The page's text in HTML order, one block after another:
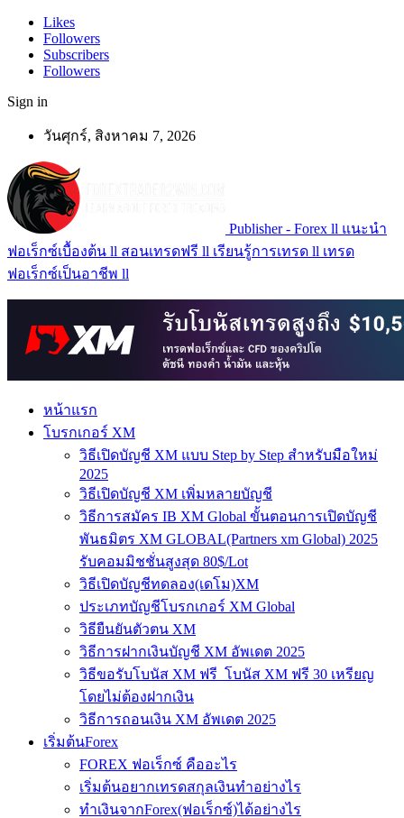
Likes
Followers
Subscribers
Followers
Sign in
วันศุกร์, สิงหาคม 7, 2026
Publisher - Forex ll แนะนำ
ฟอเร็กซ์เบื้องต้น ll สอนเทรดฟรี ll เรียนรู้การเทรด ll เทรด
ฟอเร็กซ์เป็นอาชีพ ll
หน้าแรก
โบรกเกอร์ XM
วิธีเปิดบัญชี XM แบบ Step by Step สำหรับมือใหม่
2025
วิธีเปิดบัญชี XM เพิ่มหลายบัญชี
วิธีการสมัคร IB XM Global ขั้นตอนการเปิดบัญชี
พันธมิตร XM GLOBAL(Partners xm Global) 2025
รับคอมมิชชั่นสูงสุด 80$/Lot
วิธีเปิดบัญชีทดลอง(เดโม)XM
ประเภทบัญชีโบรกเกอร์ XM Global
วิธียืนยันตัวตน XM
วิธีการฝากเงินบัญชี XM อัพเดต 2025
วิธีขอรับโบนัส XM ฟรี โบนัส XM ฟรี 30 เหรียญ
โดยไม่ต้องฝากเงิน
วิธีการถอนเงิน XM อัพเดต 2025
เริ่มต้นForex
FOREX ฟอเร็กซ์ คืออะไร
เริ่มต้นอยากเทรดสกุลเงินทำอย่างไร
ทำเงินจากForex(ฟอเร็กซ์)ได้อย่างไร